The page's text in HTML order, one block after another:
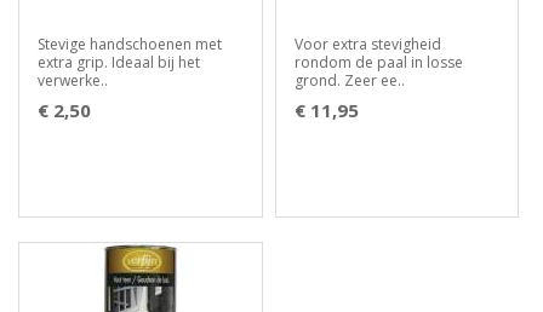
Stevige handschoenen met
extra grip. Ideaal bij het
verwerke..
€ 2,50
Voor extra stevigheid
rondom de paal in losse
grond. Zeer ee..
€ 11,95